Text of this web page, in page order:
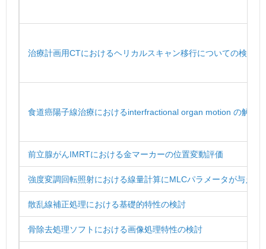
治療計画用CTにおけるヘリカルスキャン移行についての検討
食道癌陽子線治療におけるinterfractional organ motion の解析
前立腺がんIMRTにおける金マーカーの位置変動評価
強度変調回転照射における線量計算にMLCパラメータが与える
散乱線補正処理における基礎的特性の検討
骨除去処理ソフトにおける画像処理特性の検討